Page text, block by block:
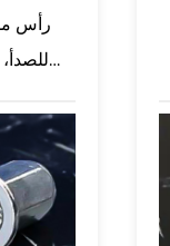
رأس